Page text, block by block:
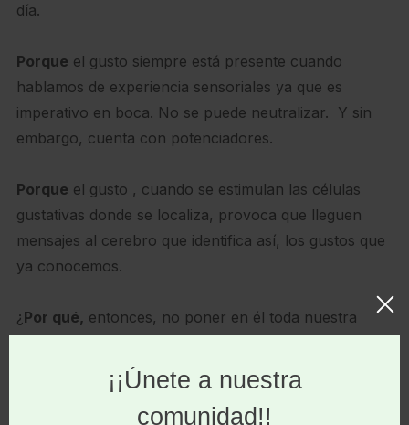
día.
Porque el gusto siempre está presente cuando
hablamos de experiencia sensoriales ya que es
imperativo en boca. No se puede neutralizar. Y sin
embargo, cuenta con potenciadores.
Porque el gusto , cuando se estimulan las células
gustativas donde se localiza, provoca que lleguen
mensajes al cerebro que identifica así, los gustos que
ya conocemos.
¿ Por qué, entonces, no poner en él toda nuestra
Y así se pretende, desde hace ahora 27 años, cada
primer jueves de Noviembre, cuando se conmemora